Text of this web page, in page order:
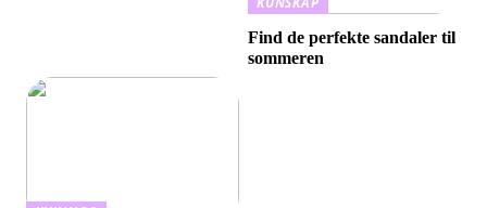
Find de perfekte sandaler til
sommeren